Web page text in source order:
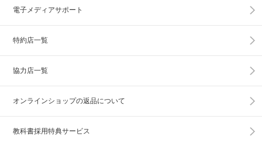
電子メディアサポート
特約店一覧
協力店一覧
オンラインショップの返品について
教科書採用特典サービス